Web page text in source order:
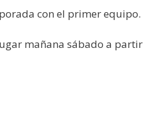
con el primer equipo.
mañana sábado a partir